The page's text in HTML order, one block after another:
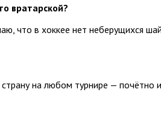
вратарской?
что в хоккее нет неберущихся
на любом турнире — почётно